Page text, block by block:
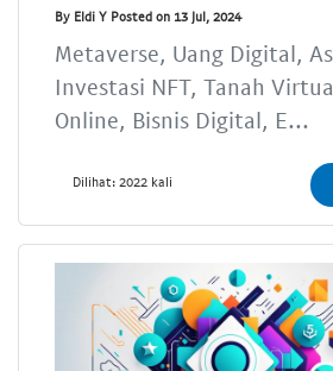
By Eldi Y Posted on 13 Jul, 2024
Metaverse, Uang Digital,
Investasi NFT, Tanah
Online, Bisnis Digital, E...
Dilihat: 2022 kali